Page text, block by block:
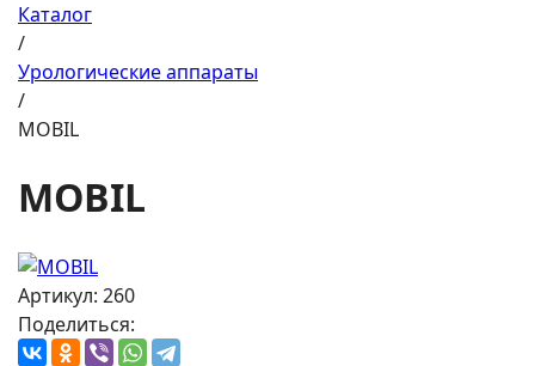
Каталог
/
Урологические аппараты
/
MOBIL
MOBIL
Артикул: 260
Поделиться: